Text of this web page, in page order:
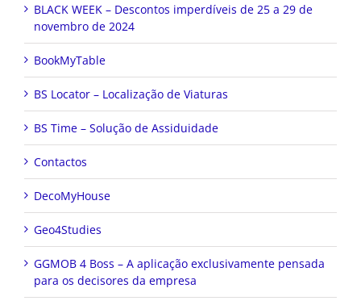
BLACK WEEK – Descontos imperdíveis de 25 a 29 de
novembro de 2024
BookMyTable
BS Locator – Localização de Viaturas
BS Time – Solução de Assiduidade
Contactos
DecoMyHouse
Geo4Studies
GGMOB 4 Boss – A aplicação exclusivamente pensada
para os decisores da empresa